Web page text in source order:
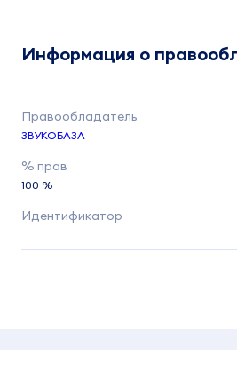
Информация о
ЗВУКОБАЗА
100 %